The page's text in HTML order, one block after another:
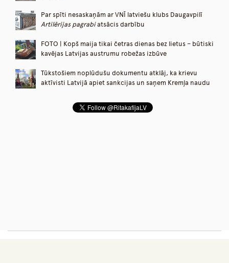
Par spīti nesaskaņām ar VNĪ latviešu klubs Daugavpilī
Artilērijas pagrabiatsācis darbību
FOTO | Kopš maija tikai četras dienas bez lietus – būtiski
kavējas Latvijas austrumu robežas izbūve
Tūkstošiem noplūdušu dokumentu atklāj, ka krievu
aktīvisti Latvijā apiet sankcijas un saņem Kremļa naudu